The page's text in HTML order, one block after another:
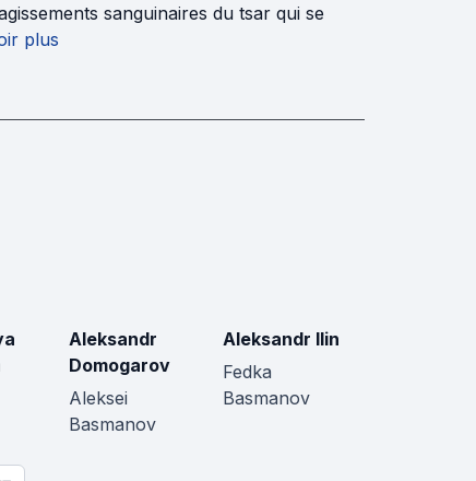
sanguinaires du tsar qui se
plus
Aleksandr
Domogarov
Aleksei
Basmanov
Aleksandr Ilin
Fedka
Basmanov